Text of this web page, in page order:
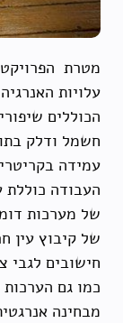
מטרת הפרויקט
עלויות
הכוללים
חשמל ודלק
עמידה
העבודה כוללת
של מערכות
של קיבוץ עין
חישובים
כמו גם
מבחינה